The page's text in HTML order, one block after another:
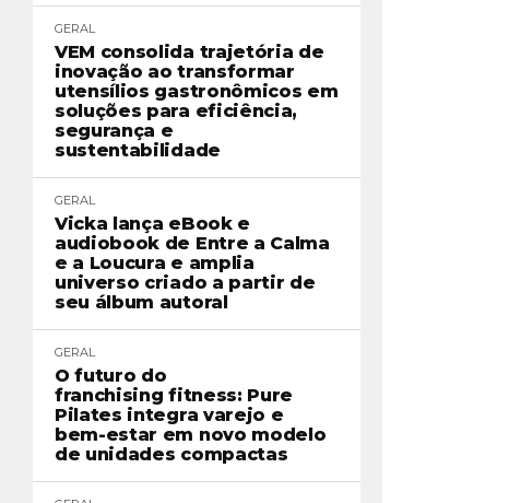
GERAL
VEM consolida trajetória de
inovação ao transformar
utensílios gastronômicos em
soluções para eficiência,
segurança e
sustentabilidade
GERAL
Vicka lança eBook e
audiobook de Entre a Calma
e a Loucura e amplia
universo criado a partir de
seu álbum autoral
GERAL
O futuro do
franchising fitness: Pure
Pilates integra varejo e
bem-estar em novo modelo
de unidades compactas